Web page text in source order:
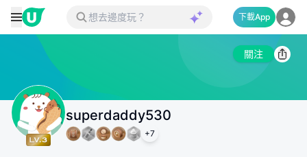
下載App
關注
superdaddy530
+7